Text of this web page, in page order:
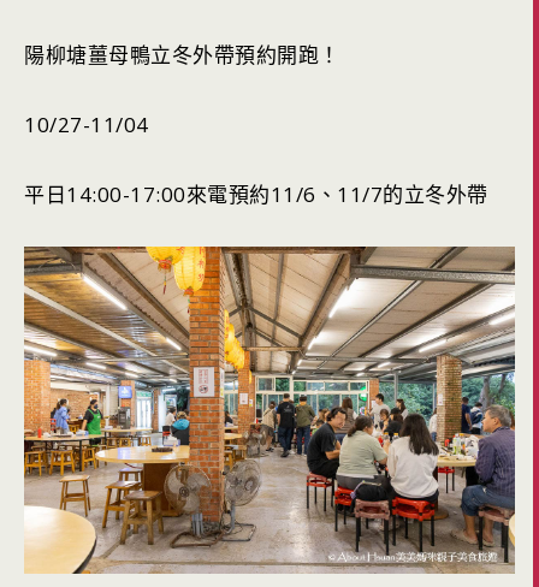
陽柳塘薑母鴨立冬外帶預約開跑！
10/27-11/04
平日14:00-17:00來電預約11/6、11/7的立冬外帶